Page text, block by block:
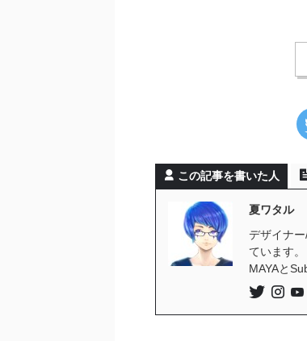
この記事を書いた人
夏ワタル
デザイナ
ています
MAYAと